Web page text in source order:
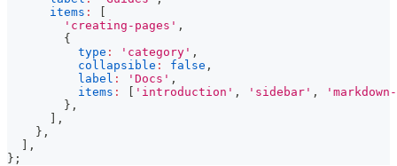
items :
'creating-pages' ,
{
type : 'category' ,
collapsible : false ,
label : 'Docs' ,
items : 'introduction' , 'sidebar' ,
} ,
,
} ,
,
} ;